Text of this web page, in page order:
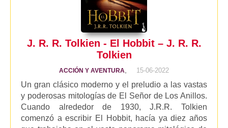
J. R. R. Tolkien - El Hobbit – J. R. R.
Tolkien
ACCIÓN Y AVENTURA 15-06-2022
Un gran clásico moderno y el preludio a las vastas
y poderosas mitologías de El Señor de Los Anillos.
Cuando alrededor de 1930, J.R.R. Tolkien
comenzó a escribir El Hobbit, hacía ya diez años